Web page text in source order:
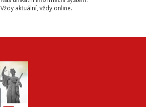
Vždy aktuální, vždy online.